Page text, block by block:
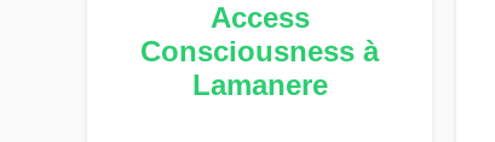
Access
Consciousness à
Lamanere